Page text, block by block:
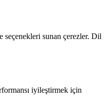
sunan çerezler. Dil
iyileştirmek için